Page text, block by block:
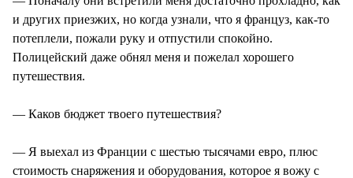
и других приезжих, но когда узнали, что я француз, как-то
потеплели, пожали руку и отпустили спокойно.
Полицейский даже обнял меня и пожелал хорошего
путешествия.
— Каков бюджет твоего путешествия?
— Я выехал из Франции с шестью тысячами евро, плюс
стоимость снаряжения и оборудования, которое я вожу с